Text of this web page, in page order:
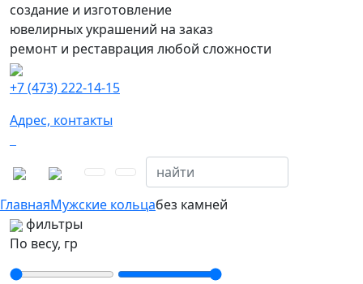
создание и изготовление
ювелирных украшений на заказ
ремонт и реставрация любой сложности
+7 (473) 222-14-15
Адрес, контакты
ГлавнаяМужские кольцабез камней
фильтры
По весу, гр